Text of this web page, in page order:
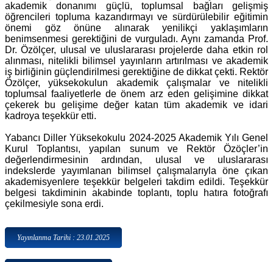
akademik donanımı güçlü, toplumsal bağları gelişmiş
öğrencileri topluma kazandırmayı ve sürdürülebilir eğitimin
önemi göz önüne alınarak yenilikçi yaklaşımların
benimsenmesi gerektiğini de vurguladı. Aynı zamanda Prof.
Dr. Özölçer, ulusal ve uluslararası projelerde daha etkin rol
alınması, nitelikli bilimsel yayınların artırılması ve akademik
iş birliğinin güçlendirilmesi gerektiğine de dikkat çekti. Rektör
Özölçer, yüksekokulun akademik çalışmalar ve nitelikli
toplumsal faaliyetlerle de önem arz eden gelişimine dikkat
çekerek bu gelişime değer katan tüm akademik ve idari
kadroya teşekkür etti.
Yabancı Diller Yüksekokulu 2024-2025 Akademik Yılı Genel
Kurul Toplantısı, yapılan sunum ve Rektör Özöçler’in
değerlendirmesinin ardından, ulusal ve uluslararası
indekslerde yayımlanan bilimsel çalışmalarıyla öne çıkan
akademisyenlere teşekkür belgeleri takdim edildi. Teşekkür
belgesi takdiminin akabinde toplantı, toplu hatıra fotoğrafı
çekilmesiyle sona erdi.
Yayınlanma Tarihi : 23.01.2025